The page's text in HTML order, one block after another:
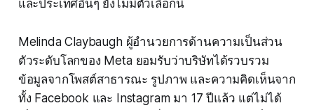
และประเทศอื่นๆ ยังไม่มีตัวเลือกนี้
Melinda Claybaugh ผู้อำนวยการด้านความเป็นส่วน
ตัวระดับโลกของ Meta ยอมรับว่าบริษัทได้รวบรวม
ข้อมูลจากโพสต์สาธารณะ รูปภาพ และความคิดเห็นจาก
ทั้ง Facebook และ Instagram มา 17 ปีแล้ว แต่ไม่ได้